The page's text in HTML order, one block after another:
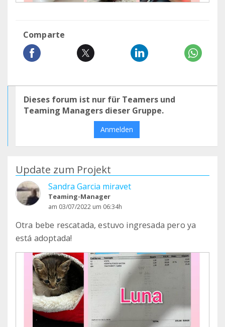
Comparte
Dieses forum ist nur für Teamers und
Teaming Managers dieser Gruppe.
Anmelden
Update zum Projekt
Sandra Garcia miravet
Teaming-Manager
am 03/07/2022 um 06:34h
Otra bebe rescatada, estuvo ingresada pero ya
está adoptada!